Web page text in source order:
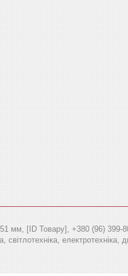
мм, [ID Товару], +380 (96) 399-
електротехніка,